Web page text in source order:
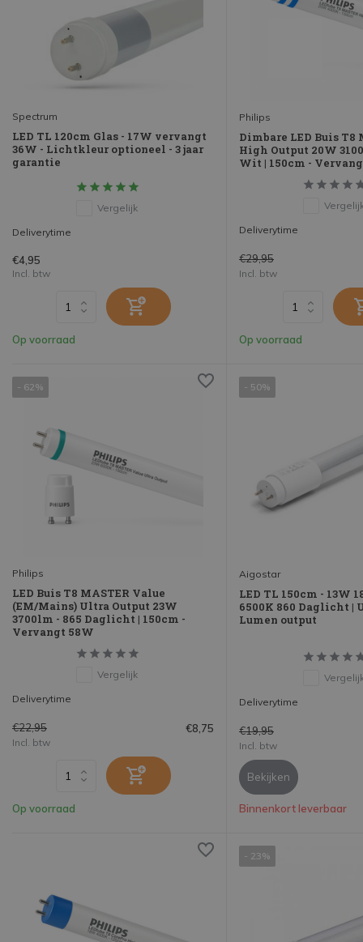
Spectrum
LED TL 120cm Glas - 17W vervangt
36W - Lichtkleur optioneel - 3 jaar
garantie
Vergelijk
Deliverytime
€4,95
Incl. btw
Op voorraad
Philips
Dimbare LED Buis T8
High Output 20W
Wit | 150cm -
Deliverytime
€29,95
Incl. btw
Op voorraad
- 62%
Philips
LED Buis T8 MASTER Value
(EM/Mains) Ultra Output 23W
3700lm - 865 Daglicht | 150cm -
Vervangt 58W
Vergelijk
Deliverytime
€22,95 €8,75
Incl. btw
Op voorraad
- 50%
Aigostar
LED TL 150cm - 13W
6500K 860 Daglicht |
Lumen output
Deliverytime
€19,95
Incl. btw
Bekijken
Binnenkort leverbaar
- 23%